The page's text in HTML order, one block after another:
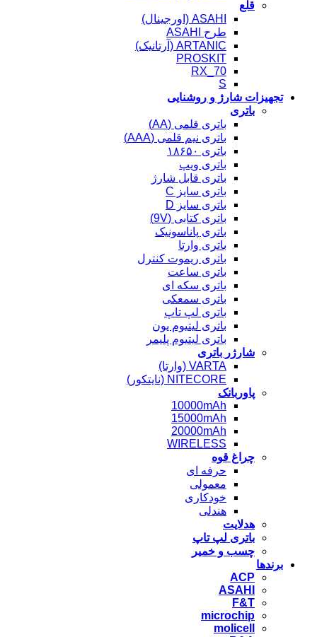
قلع
ASAHI (اورجینال)
طرح ASAHI
ARTANIC (آرتانیک)
PROSKIT
RX_70
S
تجهیزات شارژ و روشنایی
باتری
باتری قلمی (AA)
باتری نیم قلمی (AAA)
باتری ۱۸۶۵۰
باتری ویپ
باتری قابل شارژ
باتری سایز C
باتری سایز D
باتری کتابی (9V)
باتری پاناسونیک
باتری وارتا
باتری ریموت کنترل
باتری ساعت
باتری سکه ای
باتری سمعکی
باتری لپ تاپ
باتری لیتیوم یون
باتری لیتیوم پلیمر
شارژر باتری
VARTA (وارتا)
NITECORE (نایتکور)
پاوربانک
10000mAh
15000mAh
20000mAh
WIRELESS
چراغ قوه
حرفه ای
معمولی
خودکاری
هندلی
هدلایت
باتری لپ تاپ
چسب و خمیر
برندها
ACP
ASAHI
F&T
microchip
molicell